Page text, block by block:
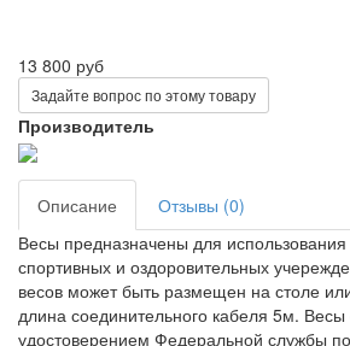
13 800 руб
Задайте вопрос по этому товару
Производитель
Описание
Отзывы (0)
Весы предназначены для
спортивных и оздоровительных
весов может быть размещен на столе
длина соединительного кабеля 5м.
удостоверением Федеральной службы